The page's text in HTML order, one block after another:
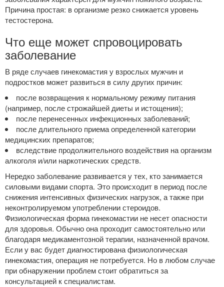
Причина простая: в организме резко снижается уровень
тестостерона.
Что еще может спровоцировать
заболевание
В ряде случаев гинекомастия у взрослых мужчин и
подростков может развиться в силу других причин:
после возвращения к нормальному режиму питания
(например, после строжайшей диеты и истощения);
после перенесенных инфекционных заболеваний;
после длительного приема определенной категории
медицинских препаратов;
вследствие продолжительного воздействия на организм
алкоголя и/или наркотических средств.
Нередко заболевание развивается у тех, кто занимается
силовыми видами спорта. Это происходит в период после
снижения интенсивных физических нагрузок, а также при
неконтролируемом употреблении стероидов.
Физиологическая форма гинекомастии не несет опасности
для здоровья. Обычно она проходит самостоятельно или
благодаря медикаментозной терапии, назначенной врачом.
Если у вас будет диагностирована физиологическая
гинекомастия, операция не потребуется. Но в любом случае
при обнаружении проблем стоит обратиться за
консультацией к специалистам.